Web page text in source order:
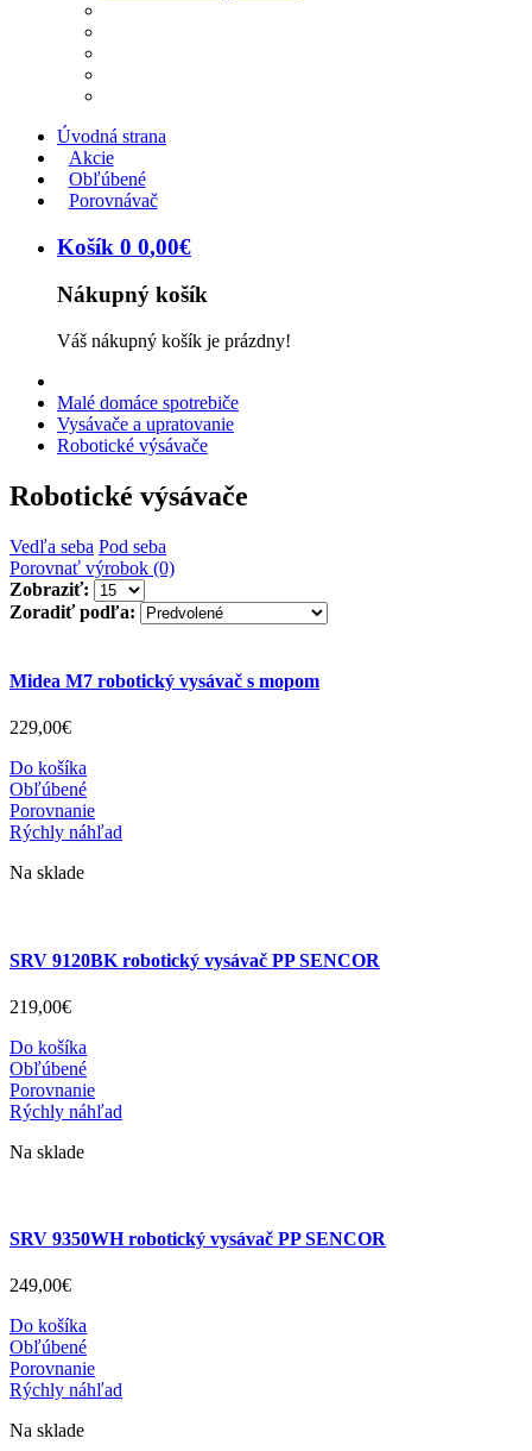
Úvodná strana
Akcie
Obľúbené
Porovnávač
Košík 0 0,00€
Nákupný košík
Váš nákupný košík je prázdny!
Malé domáce spotrebiče
Vysávače a upratovanie
Robotické výsávače
Robotické výsávače
Vedľa seba Pod seba
Porovnať výrobok (0)
Zobraziť:
Zoradiť podľa:
Midea M7 robotický vysávač s mopom
229,00€
Do košíka
Obľúbené
Porovnanie
Rýchly náhľad
Na sklade
SRV 9120BK robotický vysávač PP SENCOR
219,00€
Do košíka
Obľúbené
Porovnanie
Rýchly náhľad
Na sklade
SRV 9350WH robotický vysávač PP SENCOR
249,00€
Do košíka
Obľúbené
Porovnanie
Rýchly náhľad
Na sklade